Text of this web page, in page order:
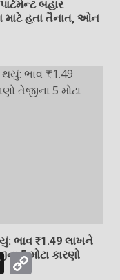
બહાર
માટે હતા તૈનાત, ઓન
ભાવ ₹1.49 લાખને
5 મોટા કારણો
Threads
Copy